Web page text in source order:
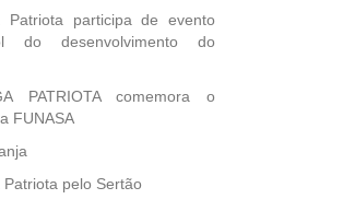
Patriota participa de evento
do desenvolvimento do
PATRIOTA comemora o
FUNASA
pelo Sertão